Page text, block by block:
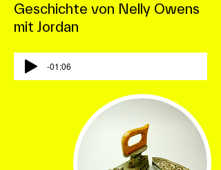
Geschichte von Nelly Owens
mit Jordan
-01:06